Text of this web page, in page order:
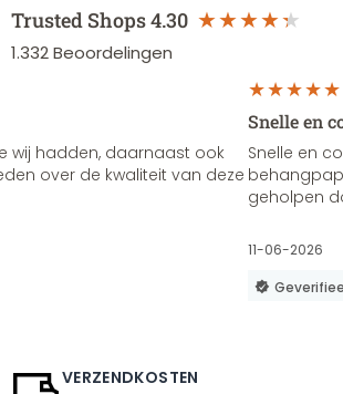
Trusted Shops4.30
1.332Beoordelingen
wij hadden, daarnaast ook
over de kwaliteit van deze
Snelle en
Snelle en
geholpen
11-06-2026
VERZENDKOSTEN